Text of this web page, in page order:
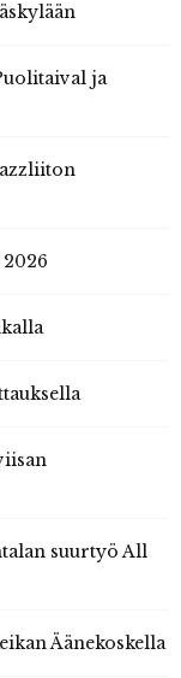
ja
2026
suurtyö All
Äänekoskella